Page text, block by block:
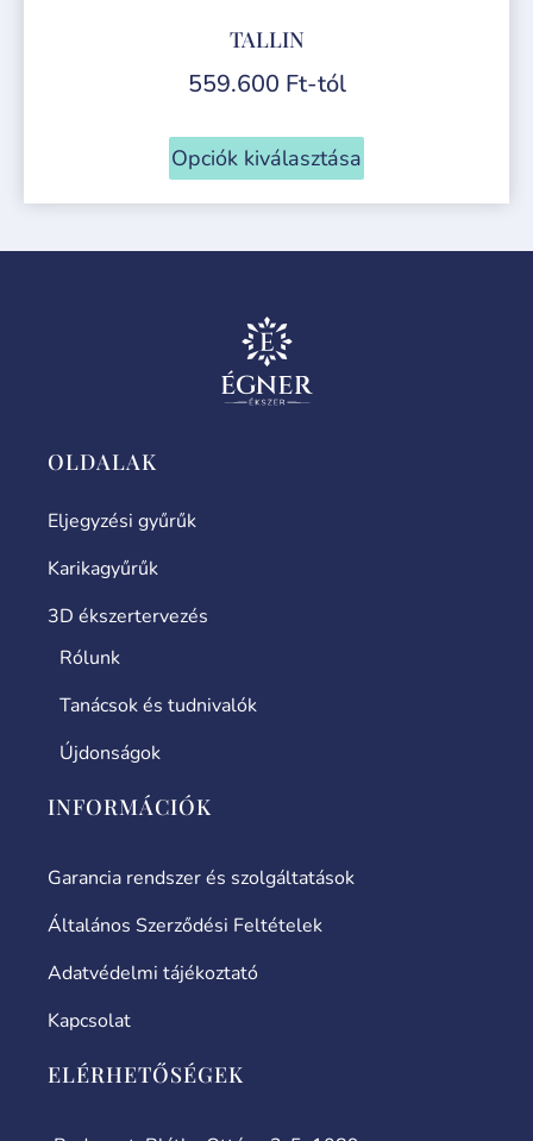
TALLIN
559.600 Ft-tól
Opciók kiválasztása
OLDALAK
Eljegyzési gyűrűk
Karikagyűrűk
3D ékszertervezés
Rólunk
Tanácsok és tudnivalók
Újdonságok
INFORMÁCIÓK
Garancia rendszer és szolgáltatások
Általános Szerződési Feltételek
Adatvédelmi tájékoztató
Kapcsolat
ELÉRHETŐSÉGEK